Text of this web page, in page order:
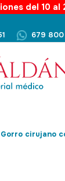
del 10
679
Gorro cirujano